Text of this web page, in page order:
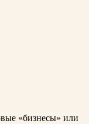
«бизнесы» или